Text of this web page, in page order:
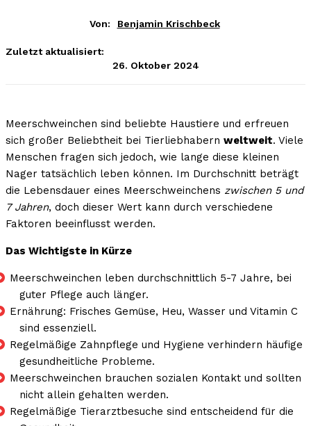
Von: Benjamin Krischbeck
Zuletzt aktualisiert:
26. Oktober 2024
Meerschweinchen sind beliebte Haustiere und erfreuen
sich großer Beliebtheit bei Tierliebhabern weltweit. Viele
Menschen fragen sich jedoch, wie lange diese kleinen
Nager tatsächlich leben können. Im Durchschnitt beträgt
die Lebensdauer eines Meerschweinchens zwischen 5 und
7 Jahren, doch dieser Wert kann durch verschiedene
Faktoren beeinflusst werden.
Das Wichtigste in Kürze
Meerschweinchen leben durchschnittlich 5-7 Jahre, bei
guter Pflege auch länger.
Ernährung: Frisches Gemüse, Heu, Wasser und Vitamin C
sind essenziell.
Regelmäßige Zahnpflege und Hygiene verhindern häufige
gesundheitliche Probleme.
Meerschweinchen brauchen sozialen Kontakt und sollten
nicht allein gehalten werden.
Regelmäßige Tierarztbesuche sind entscheidend für die